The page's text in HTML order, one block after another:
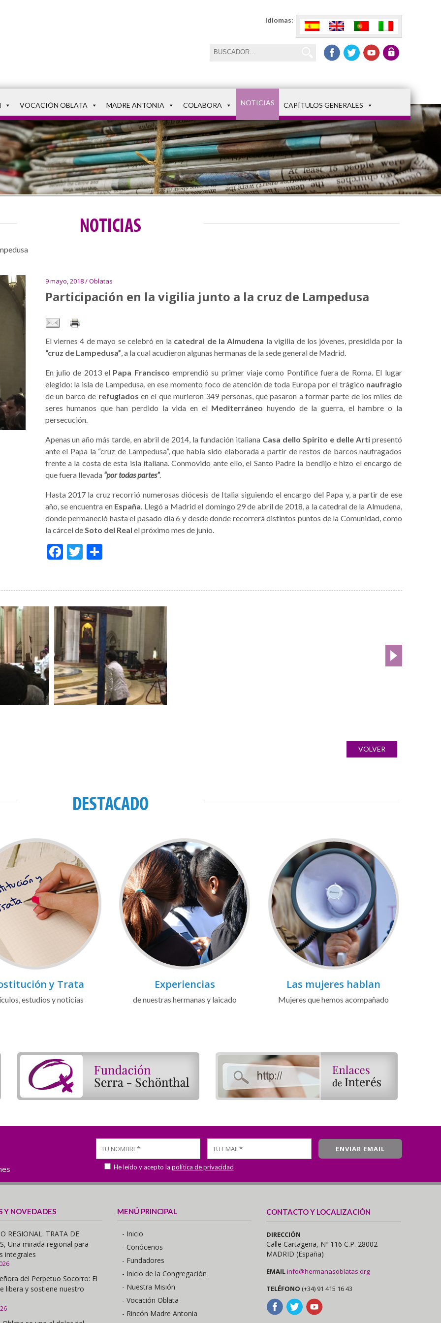
Idiomas:
VOCACIÓN OBLATA MADRE ANTONIA COLABORA NOTICIAS CAPÍTULOS GENERALES
NOTICIAS
9 mayo, 2018 / Oblatas
Participación en la vigilia junto a la cruz de Lampedusa
El viernes 4 de mayo se celebró en la catedral de la Almudena la vigilia de los jóvenes, presidida por la
“cruz de Lampedusa”, a la cual acudieron algunas hermanas de la sede general de Madrid.
En julio de 2013 el Papa Francisco emprendió su primer viaje como Pontífice fuera de Roma. El lugar
elegido: la isla de Lampedusa, en ese momento foco de atención de toda Europa por el trágico naufragio
de un barco de refugiados en el que murieron 349 personas, que pasaron a formar parte de los miles de
seres humanos que han perdido la vida en el Mediterráneo huyendo de la guerra, el hambre o la
persecución.
Apenas un año más tarde, en abril de 2014, la fundación italiana Casa dello Spirito e delle Artipresentó
ante el Papa la “cruz de Lampedusa”, que había sido elaborada a partir de restos de barcos naufragados
frente a la costa de esta isla italiana. Conmovido ante ello, el Santo Padre la bendijo e hizo el encargo de
que fuera llevada “por todas partes”.
Hasta 2017 la cruz recorrió numerosas diócesis de Italia siguiendo el encargo del Papa y, a partir de ese
año, se encuentra en España. Llegó a Madrid el domingo 29 de abril de 2018, a la catedral de la Almudena,
donde permaneció hasta el pasado día 6 y desde donde recorrerá distintos puntos de la Comunidad, como
la cárcel deSoto del Real el próximo mes de junio.
Facebook
Twitter
Compartir
VOLVER
DESTACADO
y Trata
estudios y noticias
Experiencias
de nuestras hermanas y laicado
Las mujeres hablan
Mujeres que hemos acompañado
He leído y acepto la política de privacidad
Y NOVEDADES
REGIONAL. TRATA DE
Una mirada regional para
integrales
del Perpetuo Socorro: El
libera y sostiene nuestro
MENÚ PRINCIPAL
- Inicio
- Conócenos
- Fundadores
- Inicio de la Congregación
- Nuestra Misión
- Vocación Oblata
- Rincón Madre Antonia
CONTACTO Y LOCALIZACIÓN
DIRECCIÓN
Calle Cartagena, Nº 116 C.P. 28002
MADRID (España)
EMAILinfo@hermanasoblatas.org
TELÉFONO (+34) 91 415 16 43